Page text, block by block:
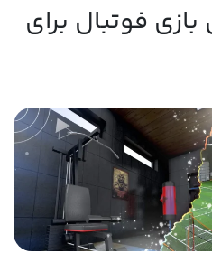
فوتبال برای